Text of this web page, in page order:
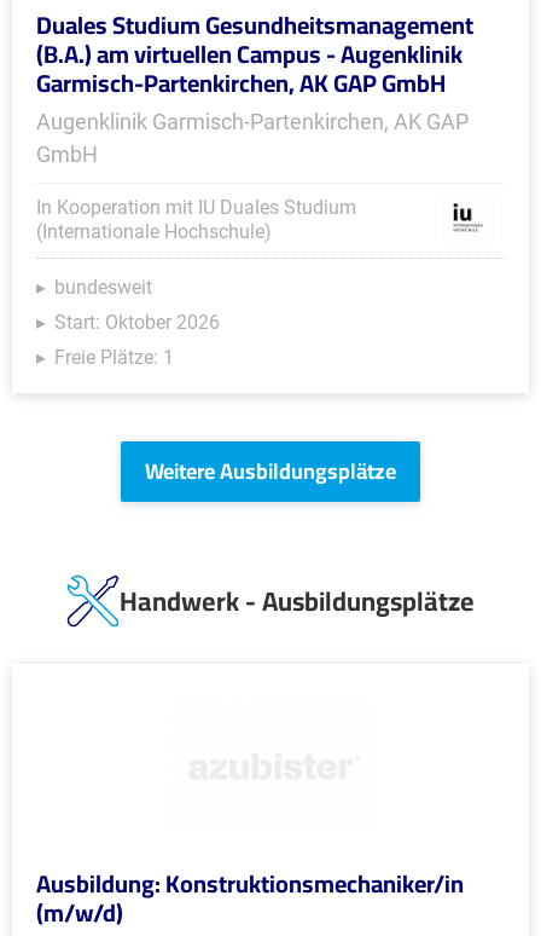
Duales Studium Gesundheitsmanagement
(B.A.) am virtuellen Campus - Augenklinik
Garmisch-Partenkirchen, AK GAP GmbH
Augenklinik Garmisch-Partenkirchen, AK GAP
GmbH
In Kooperation mit IU Duales Studium
(Internationale Hochschule)
bundesweit
Start: Oktober 2026
Freie Plätze: 1
Weitere Ausbildungsplätze
Handwerk - Ausbildungsplätze
Ausbildung: Konstruktionsmechaniker/in
(m/w/d)